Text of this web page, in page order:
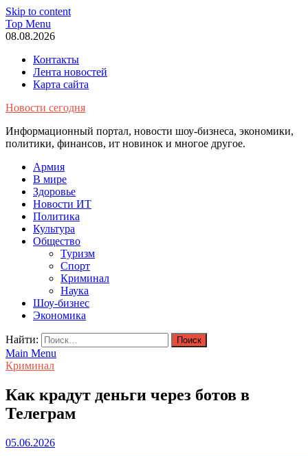
Skip to content
Top Menu
08.08.2026
Контакты
Лента новостей
Карта сайта
Новости сегодня
Информационный портал, новости шоу-бизнеса, экономики,
политики, финансов, ит новинок и многое другое.
Армия
В мире
Здоровье
Новости ИТ
Политика
Культура
Общество
Туризм
Спорт
Криминал
Наука
Шоу-бизнес
Экономика
Найти:
Main Menu
Криминал
Как крадут деньги через ботов в
Телеграм
05.06.2026